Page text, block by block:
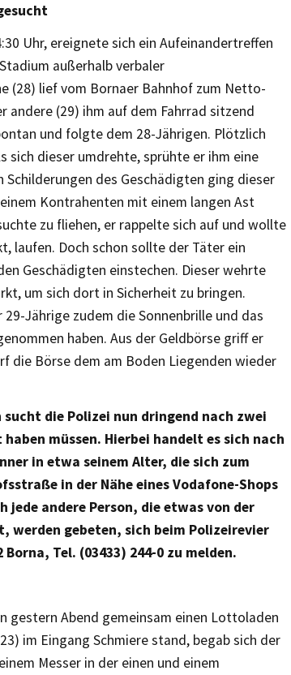
Uhr, ereignete sich ein Aufeinandertreffen
außerhalb verbaler
(28) lief vom Bornaer Bahnhof zum Netto-
andere (29) ihm auf dem Fahrrad sitzend
und folgte dem 28-Jährigen. Plötzlich
sich dieser umdrehte, sprühte er ihm eine
Schilderungen des Geschädigten ging dieser
Kontrahenten mit einem langen Ast
zu fliehen, er rappelte sich auf und wollte
laufen. Doch schon sollte der Täter ein
Geschädigten einstechen. Dieser wehrte
um sich dort in Sicherheit zu bringen.
Jährige zudem die Sonnenbrille und das
haben. Aus der Geldbörse griff er
die Börse dem am Boden Liegenden wieder
die Polizei nun dringend nach zwei
müssen. Hierbei handelt es sich nach
in etwa seinem Alter, die sich zum
in der Nähe eines Vodafone-Shops
jede andere Person, die etwas von der
werden gebeten, sich beim Polizeirevier
Tel. (03433) 244-0 zu melden.
gestern Abend gemeinsam einen Lottoladen
im Eingang Schmiere stand, begab sich der
Messer in der einen und einem